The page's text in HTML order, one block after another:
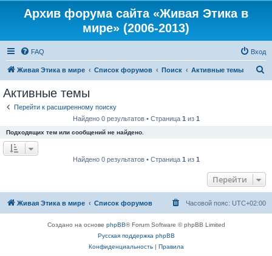
Архив форума сайта «Живая Этика в
мире» (2006-2013)
FAQ Вход
Живая Этика в мире Список форумов Поиск Активные темы
Активные темы
Перейти к расширенному поиску
Найдено 0 результатов • Страница 1 из 1
Подходящих тем или сообщений не найдено.
Найдено 0 результатов • Страница 1 из 1
Перейти
Живая Этика в мире Список форумов Часовой пояс: UTC+02:00
Создано на основе phpBB® Forum Software © phpBB Limited
Русская поддержка phpBB
Конфиденциальность| Правила